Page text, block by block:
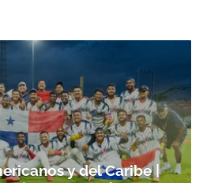
a nuestro boletín.
ACEPTAR
y del Caribe |